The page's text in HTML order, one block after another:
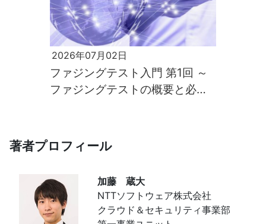
2026年07月02日
ファジングテスト入門 第1回 ～
ファジングテストの概要と必要
著者プロフィール
加藤 蔵大
NTTソフトウェア株式会社
クラウド＆セキュリティ事業部